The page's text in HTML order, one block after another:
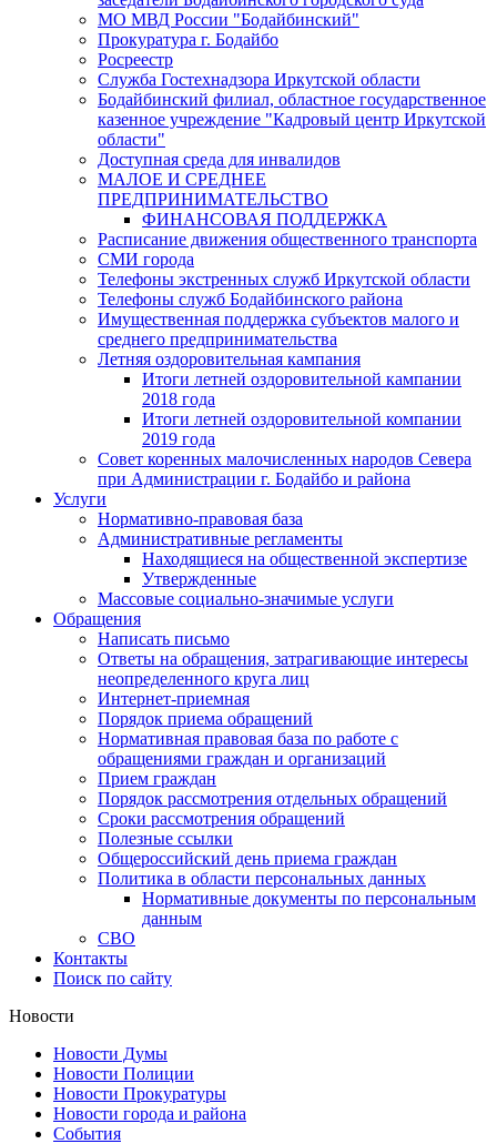
МО МВД России "Бодайбинский"
Прокуратура г. Бодайбо
Росреестр
Служба Гостехнадзора Иркутской области
Бодайбинский филиал, областное государственное
казенное учреждение "Кадровый центр Иркутской
области"
Доступная среда для инвалидов
МАЛОЕ И СРЕДНЕЕ
ПРЕДПРИНИМАТЕЛЬСТВО
ФИНАНСОВАЯ ПОДДЕРЖКА
Расписание движения общественного транспорта
СМИ города
Телефоны экстренных служб Иркутской области
Телефоны служб Бодайбинского района
Имущественная поддержка субъектов малого и
среднего предпринимательства
Летняя оздоровительная кампания
Итоги летней оздоровительной кампании
2018 года
Итоги летней оздоровительной компании
2019 года
Совет коренных малочисленных народов Севера
при Администрации г. Бодайбо и района
Услуги
Нормативно-правовая база
Административные регламенты
Находящиеся на общественной экспертизе
Утвержденные
Массовые социально-значимые услуги
Обращения
Написать письмо
Ответы на обращения, затрагивающие интересы
неопределенного круга лиц
Интернет-приемная
Порядок приема обращений
Нормативная правовая база по работе с
обращениями граждан и организаций
Прием граждан
Порядок рассмотрения отдельных обращений
Сроки рассмотрения обращений
Полезные ссылки
Общероссийский день приема граждан
Политика в области персональных данных
Нормативные документы по персональным
данным
СВО
Контакты
Поиск по сайту
Новости
Новости Думы
Новости Полиции
Новости Прокуратуры
Новости города и района
События